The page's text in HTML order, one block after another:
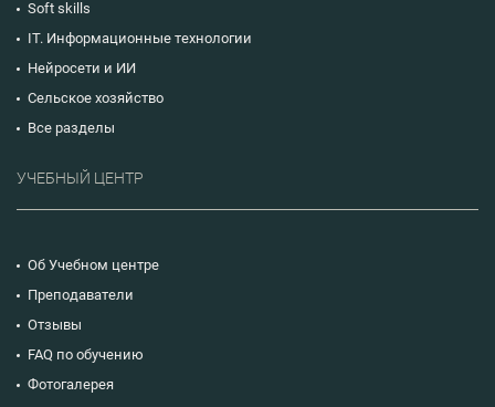
Soft skills
IT. Информационные технологии
Нейросети и ИИ
Сельское хозяйство
Все разделы
УЧЕБНЫЙ ЦЕНТР
Об Учебном центре
Преподаватели
Отзывы
FAQ по обучению
Фотогалерея